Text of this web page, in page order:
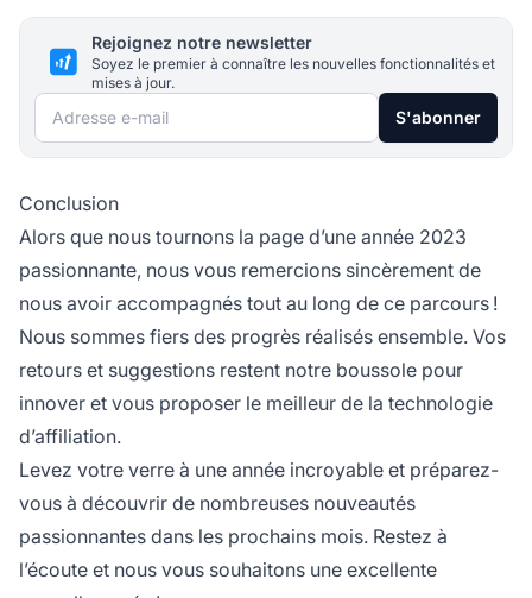
Rejoignez notre newsletter
Soyez le premier à connaître les nouvelles fonctionnalités et
mises à jour.
Adresse e-mail S'abonner
Conclusion
Alors que nous tournons la page d’une année 2023
passionnante, nous vous remercions sincèrement de
nous avoir accompagnés tout au long de ce parcours !
Nous sommes fiers des progrès réalisés ensemble. Vos
retours et suggestions restent notre boussole pour
innover et vous proposer le meilleur de la technologie
d’affiliation.
Levez votre verre à une année incroyable et préparez-
vous à découvrir de nombreuses nouveautés
passionnantes dans les prochains mois. Restez à
l’écoute et nous vous souhaitons une excellente